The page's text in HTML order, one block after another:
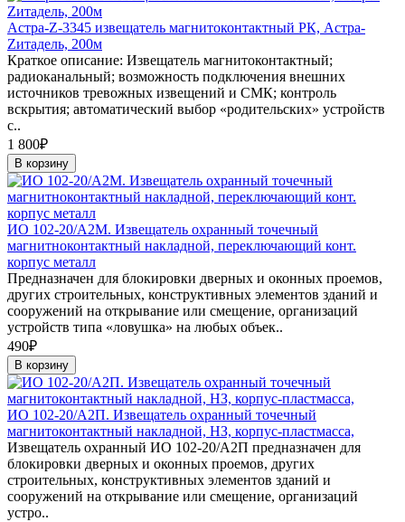
Астра-Z-3345 извещатель магнитоконтактный РК, Астра-
Zитадель, 200м
Краткое описание: Извещатель магнитоконтактный;
радиоканальный; возможность подключения внешних
источников тревожных извещений и СМК; контроль
вскрытия; автоматический выбор «родительских» устройств
с..
1 800₽
В корзину
ИО 102-20/А2М. Извещатель охранный точечный
магнитноконтактный накладной, переключающий конт.
корпус металл
Предназначен для блокировки дверных и оконных проемов,
других строительных, конструктивных элементов зданий и
сооружений на открывание или смещение, организаций
устройств типа «ловушка» на любых объек..
490₽
В корзину
ИО 102-20/А2П. Извещатель охранный точечный
магнитоконтактный накладной, НЗ, корпус-пластмасса,
Извещатель охранный ИО 102-20/А2П предназначен для
блокировки дверных и оконных проемов, других
строительных, конструктивных элементов зданий и
сооружений на открывание или смещение, организаций
устро..